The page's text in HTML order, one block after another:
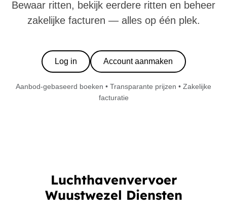
Bewaar ritten, bekijk eerdere ritten en beheer
zakelijke facturen — alles op één plek.
Log in Account aanmaken
Aanbod-gebaseerd boeken • Transparante prijzen • Zakelijke
facturatie
Luchthavenvervoer
Wuustwezel Diensten